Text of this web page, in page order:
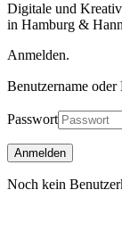
Digitale und
in Hamburg &
Anmelden.
Benutzername
Passwort
Noch kein